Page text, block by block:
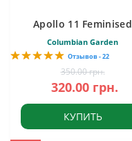
Apollo 11 Feminised
Columbian Garden
Отзывов - 22
350.00 грн.
320.00 грн.
КУПИТЬ